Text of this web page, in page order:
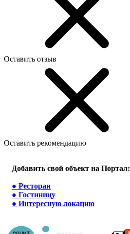
Оставить отзыв
Оставить рекомендацию
Добавить свой объект на Портал:
● Ресторан
● Гостиницу
● Интересную локацию